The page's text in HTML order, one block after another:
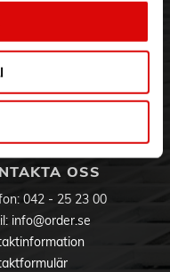
med 2 100 W
& Support
om RMA
OSS
042 - 25 23 00
info@order.se